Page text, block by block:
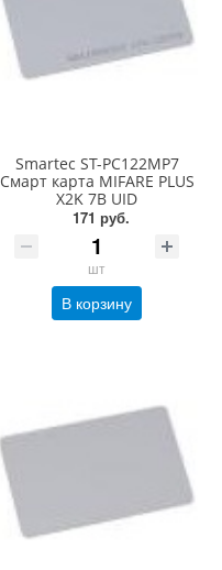
Smartec ST-PC122MP7
Cмарт карта MIFARE PLUS
X2K 7B UID
171 руб.
шт
В корзину